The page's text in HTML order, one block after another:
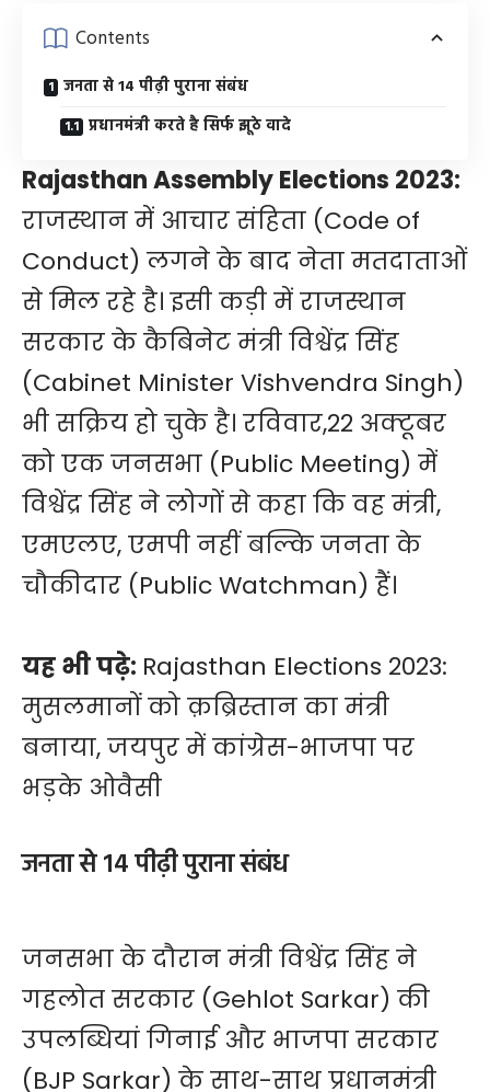
Contents
जनता से 14 पीढ़ी पुराना संबंध
प्रधानमंत्री करते है सिर्फ झूठे वादे
Rajasthan Assembly Elections 2023:
राजस्थान में आचार संहिता (Code of
Conduct) लगने के बाद नेता मतदाताओं
से मिल रहे है। इसी कड़ी में राजस्थान
सरकार के कैबिनेट मंत्री विश्वेंद्र सिंह
(Cabinet Minister Vishvendra Singh)
भी सक्रिय हो चुके है। रविवार,22 अक्टूबर
को एक जनसभा (Public Meeting) में
विश्वेंद्र सिंह ने लोगों से कहा कि वह मंत्री,
एमएलए, एमपी नहीं बल्कि जनता के
चौकीदार (Public Watchman) हैं।
यह भी पढ़े: Rajasthan Elections 2023:
मुसलमानों को क़ब्रिस्तान का मंत्री
बनाया, जयपुर में कांग्रेस-भाजपा पर
भड़के ओवैसी
जनता से 14 पीढ़ी पुराना संबंध
जनसभा के दौरान मंत्री विश्वेंद्र सिंह ने
गहलोत सरकार (Gehlot Sarkar) की
उपलब्धियां गिनाई और भाजपा सरकार
(BJP Sarkar) के साथ-साथ प्रधानमंत्री